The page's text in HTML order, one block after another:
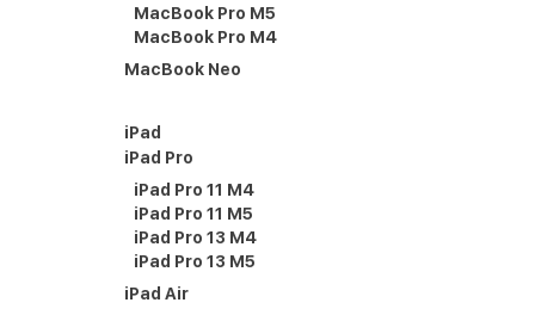
MacBook Pro M5
MacBook Pro M4
MacBook Neo
iPad
iPad Pro
iPad Pro 11 M4
iPad Pro 11 M5
iPad Pro 13 M4
iPad Pro 13 M5
iPad Air